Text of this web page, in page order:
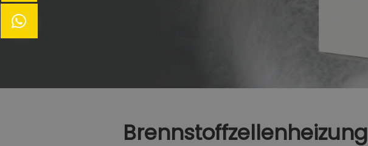
Brennstoffzellenheizung